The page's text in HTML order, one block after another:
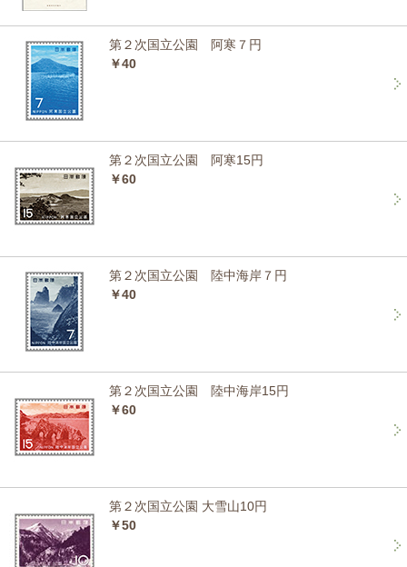
第２次国立公園 阿寒７円
￥40
第２次国立公園 阿寒15円
￥60
第２次国立公園 陸中海岸７円
￥40
第２次国立公園 陸中海岸15円
￥60
第２次国立公園 大雪山10円
￥50